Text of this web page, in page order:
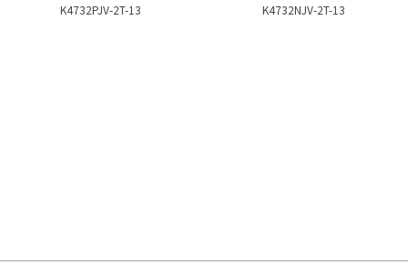
K4732PJV-2T-13 K4732NJV-2T-13